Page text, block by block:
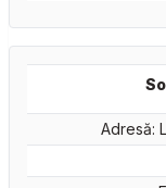
Adresă: